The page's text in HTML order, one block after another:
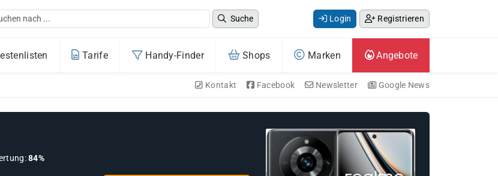
Suche Login Registrieren
Tarife Handy-Finder Shops Marken Angebote
Kontakt Facebook Newsletter Google News
84%